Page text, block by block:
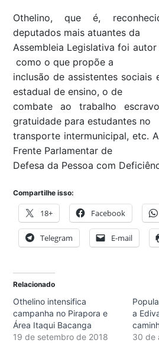
Othelino, que é,
deputados mais atuantes da
Assembleia Legislativa foi
como o que propõe a
inclusão de assistentes sociais
estadual de ensino, o de
combate ao trabalho
gratuidade para estudantes no
transporte intermunicipal, etc.
Frente Parlamentar de
Defesa da Pessoa com
Compartilhe isso:
18+ Facebook
Telegram E-mail
Relacionado
Othelino intensifica
campanha no Pirapora e
Área Itaqui Bacanga
19 de setembro de 2018
a
30 de